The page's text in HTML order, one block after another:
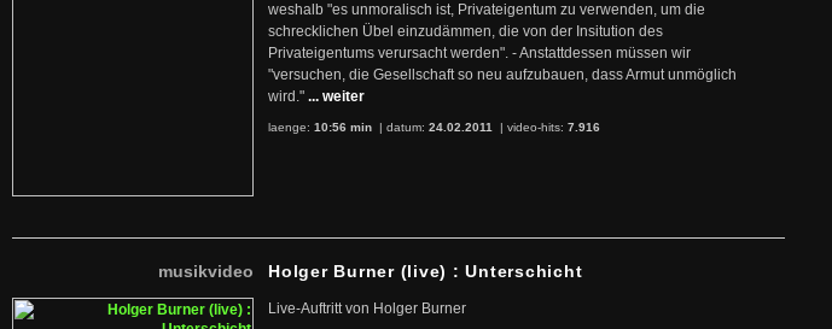
weshalb "es unmoralisch ist, Privateigentum zu verwenden, um die
schrecklichen Übel einzudämmen, die von der Insitution des
Privateigentums verursacht werden". - Anstattdessen müssen wir
"versuchen, die Gesellschaft so neu aufzubauen, dass Armut unmöglich
wird." ... weiter
laenge: 10:56 min | datum: 24.02.2011 | video-hits: 7.916
musikvideo Holger Burner (live) : Unterschicht
Live-Auftritt von Holger Burner